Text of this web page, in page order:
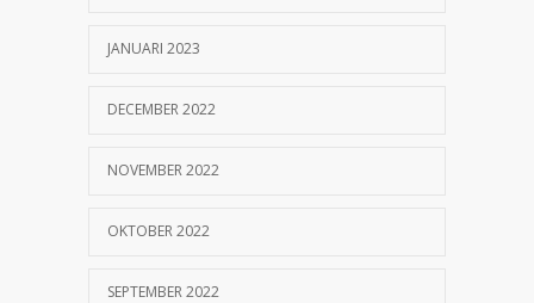
JANUARI 2023
DECEMBER 2022
NOVEMBER 2022
OKTOBER 2022
SEPTEMBER 2022